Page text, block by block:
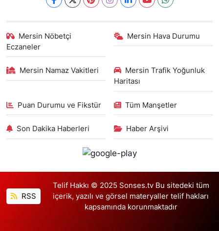
Mersin Nöbetçi
Eczaneler
Mersin Hava Durumu
Mersin Namaz Vakitleri
Mersin Trafik Yoğunluk
Haritası
Puan Durumu ve Fikstür Tüm Manşetler
Son Dakika Haberleri Haber Arşivi
RSS
Telif Hakkı © 2025 Sonses.tv Bu sitedeki tüm
içerik, yazılı ve görsel materyaller telif hakları
kapsamında korunmaktadır